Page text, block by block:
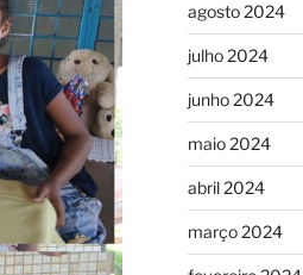
agosto 2024
julho 2024
junho 2024
maio 2024
abril 2024
março 2024